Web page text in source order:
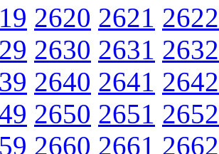
2620 2621 2622
2630 2631 2632
2640 2641 2642
2650 2651 2652
2660 2661 2662